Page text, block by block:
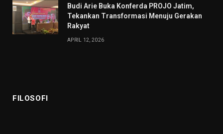
Budi Arie Buka Konferda PROJO Jatim,
Tekankan Transformasi Menuju Gerakan
Rakyat
APRIL 12, 2026
FILOSOFI